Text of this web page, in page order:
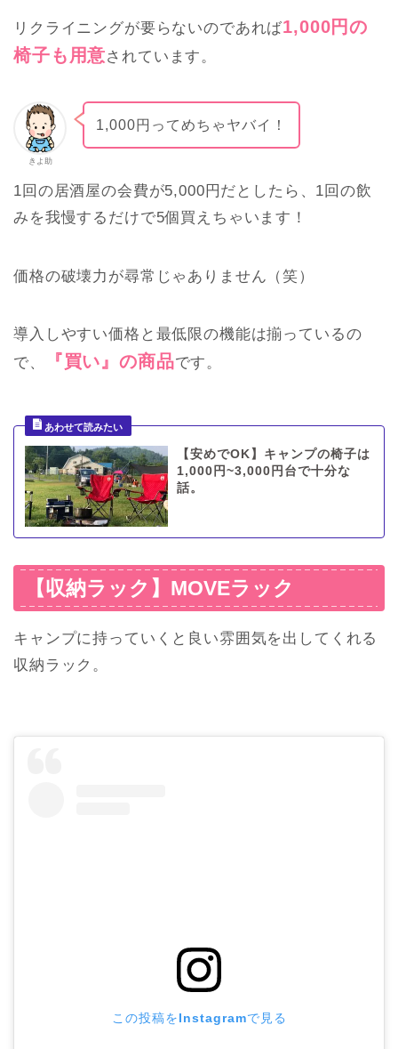
リクライニングが要らないのであれば1,000円の
椅子も用意されています。
きよ助
1,000円ってめちゃヤバイ！
1回の居酒屋の会費が5,000円だとしたら、1回の飲
みを我慢するだけで5個買えちゃいます！
価格の破壊力が尋常じゃありません（笑）
導入しやすい価格と最低限の機能は揃っているの
で、
『買い』の商品です。
【安めでOK】キャンプの椅子は
1,000円~3,000円台で十分な
話。
【収納ラック】MOVEラック
キャンプに持っていくと良い雰囲気を出してくれる
収納ラック。
この投稿をInstagramで見る